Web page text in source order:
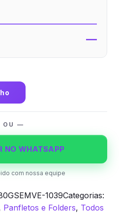
—
—
NO WHATSAPP
com nossa equipe
1039Categorias:
Panfletos e Folders, Todos